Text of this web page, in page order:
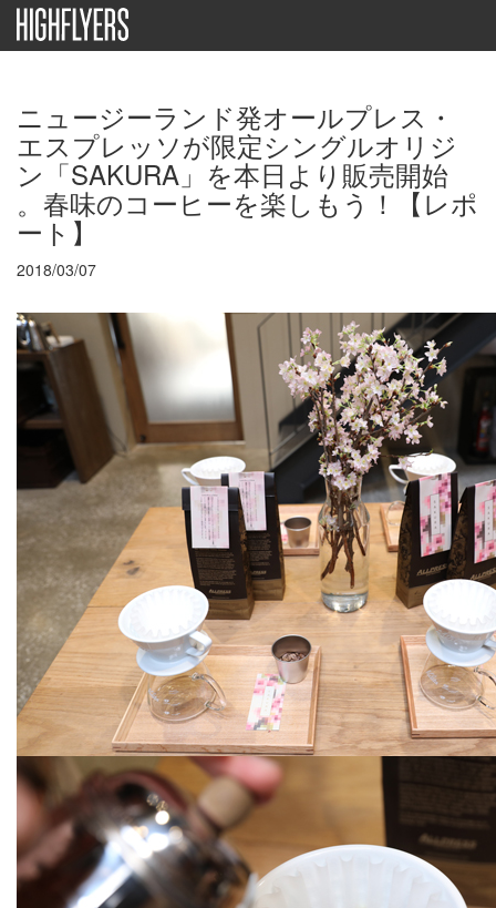
ニュージーランド発オールプレス・
エスプレッソが限定シングルオリジ
ン「SAKURA」を本日より販売開始
。春味のコーヒーを楽しもう！【レポ
ート】
2018/03/07